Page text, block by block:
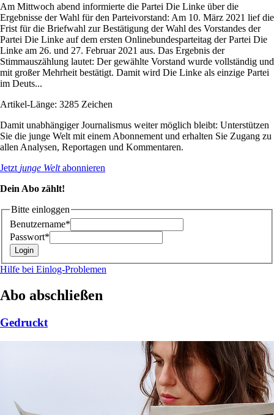
Am Mittwoch abend informierte die Partei Die Linke über die
Ergebnisse der Wahl für den Parteivorstand: Am 10. März 2021 lief die
Frist für die Briefwahl zur Bestätigung der Wahl des Vorstandes der
Partei Die Linke auf dem ersten Onlinebundesparteitag der Partei Die
Linke am 26. und 27. Februar 2021 aus. Das Ergebnis der
Stimmauszählung lautet: Der gewählte Vorstand wurde vollständig und
mit großer Mehrheit bestätigt. Damit wird Die Linke als einzige Partei
im Deuts...
Artikel-Länge: 3285 Zeichen
Damit unabhängiger Journalismus weiter möglich bleibt: Unterstützen
Sie die junge Welt mit einem Abonnement und erhalten Sie Zugang zu
allen Analysen, Reportagen und Kommentaren.
Jetzt junge Weltabonnieren
Dein Abo zählt!
Bitte einloggen
Benutzername*
Passwort*
Hilfe bei Einlog-Problemen
Abo abschließen
Gedruckt